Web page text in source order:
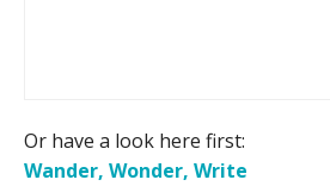
Or have a look here first:
Wander, Wonder, Write